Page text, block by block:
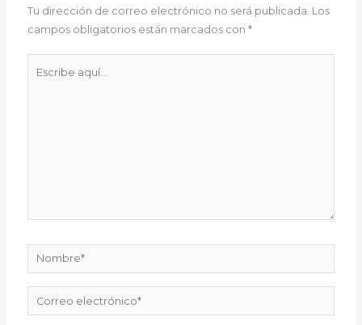
Tu dirección de correo electrónico no será publicada. Los
campos obligatorios están marcados con*
Nombre*
Correo
electrónico*